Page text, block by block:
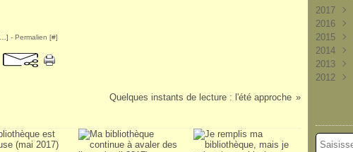
] - Permalien [#]
Quelques instants de lecture : l'été approche
2017
Août
Juillet
Mars
2016
Mai
Avril
2015
Juin
Mai
2014
Juillet
Juin
2013
Août
Juillet
2012
Août